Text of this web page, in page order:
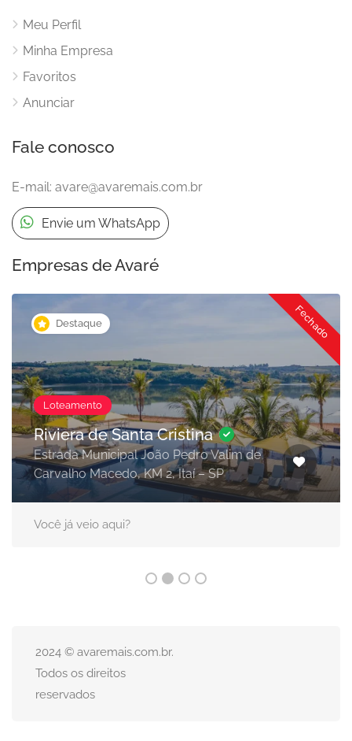
Meu Perfil
Minha Empresa
Favoritos
Anunciar
Fale conosco
E-mail: avare@avaremais.com.br
Envie um WhatsApp
Empresas de Avaré
Destaque Fechado
Loteamento
Riviera de Santa Cristina
Estrada Municipal João Pedro Valim de
Carvalho Macedo, KM 2, Itaí – SP
Você já veio aqui?
2024 © avaremais.com.br.
Todos os direitos
reservados